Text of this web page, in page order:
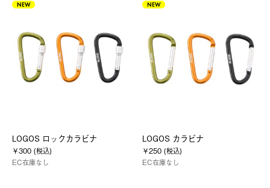
NEW
LOGOS ロックカラビナ
￥300 (税込)
EC在庫なし
NEW
LOGOS カラビナ
￥250 (税込)
EC在庫なし